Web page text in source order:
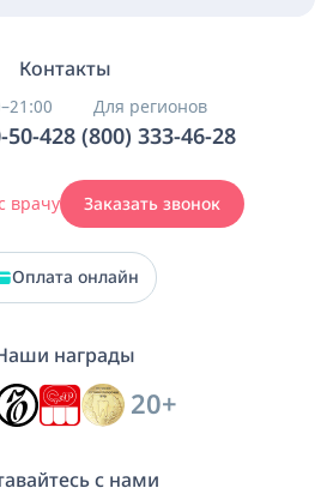
Контакты
50-42
Для регионов
8 (800) 333-46-28
врачу Заказать звонок
Оплата онлайн
награды
20+
с нами